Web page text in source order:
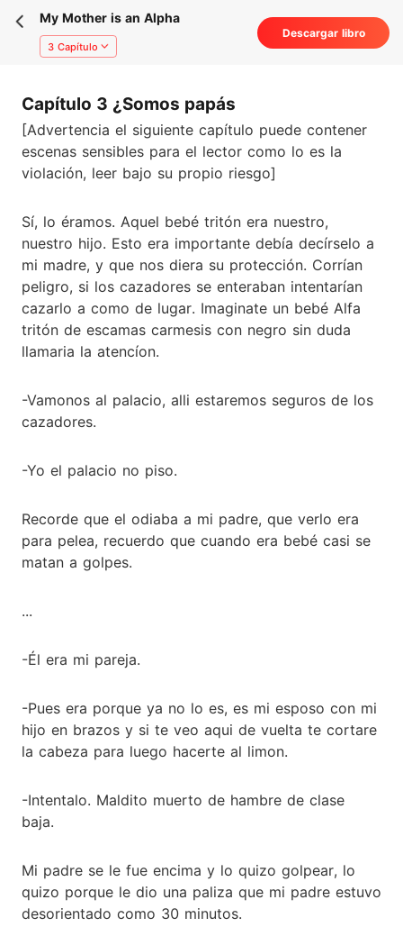
My Mother is an Alpha
3 Capítulo
Descargar libro
Capítulo 3 ¿Somos papás
[Advertencia el siguiente capítulo puede contener
escenas sensibles para el lector como lo es la
violación, leer bajo su propio riesgo]
Sí, lo éramos. Aquel bebé tritón era nuestro,
nuestro hijo. Esto era importante debía decírselo a
mi madre, y que nos diera su protección. Corrían
peligro, si los cazadores se enteraban intentarían
cazarlo a como de lugar. Imaginate un bebé Alfa
tritón de escamas carmesis con negro sin duda
llamaria la atencíon.
-Vamonos al palacio, alli estaremos seguros de los
cazadores.
-Yo el palacio no piso.
Recorde que el odiaba a mi padre, que verlo era
para pelea, recuerdo que cuando era bebé casi se
matan a golpes.
...
-Él era mi pareja.
-Pues era porque ya no lo es, es mi esposo con mi
hijo en brazos y si te veo aqui de vuelta te cortare
la cabeza para luego hacerte al limon.
-Intentalo. Maldito muerto de hambre de clase
baja.
Mi padre se le fue encima y lo quizo golpear, lo
quizo porque le dio una paliza que mi padre estuvo
desorientado como 30 minutos.